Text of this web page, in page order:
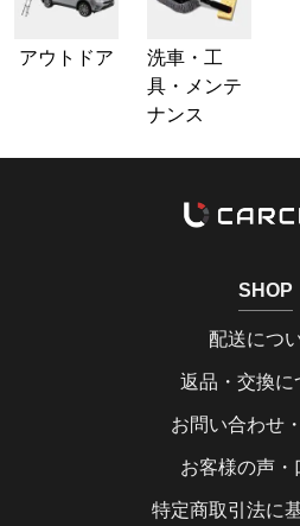
アウトドア
洗車・工
具・メンテ
ナンス
SHOP
配送につ
返品・交換に
お問い合わせ
お客様の声・
特定商取引法に